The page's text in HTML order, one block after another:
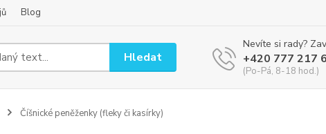
Blog
Hledat
Nevíte si rady?
+420 777 217
(Po-Pá, 8-18 hod.)
Číšnické peněženky (fleky či kasírky)